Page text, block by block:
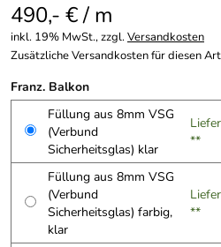
490,- € / m
inkl. 19% MwSt., zzgl.Versandkosten
Zusätzliche Versandkosten für diesen
Franz. Balkon
Füllung aus 8mm VSG
(Verbund
Sicherheitsglas) klar
**
Füllung aus 8mm VSG
(Verbund
Sicherheitsglas) farbig,
klar
**